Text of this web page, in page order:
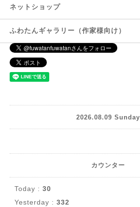
ネットショップ
ふわたんギャラリー（作家様向け）
2026.08.09 Sunday
カウンター
Today : 30
Yesterday : 332